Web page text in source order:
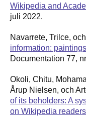
Wikipedia and
juli 2022.
Navarrete, Trilce,
information:
Documentation 77,
Okoli, Chitu,
Årup Nielsen, och
of its beholders: A
on Wikipedia